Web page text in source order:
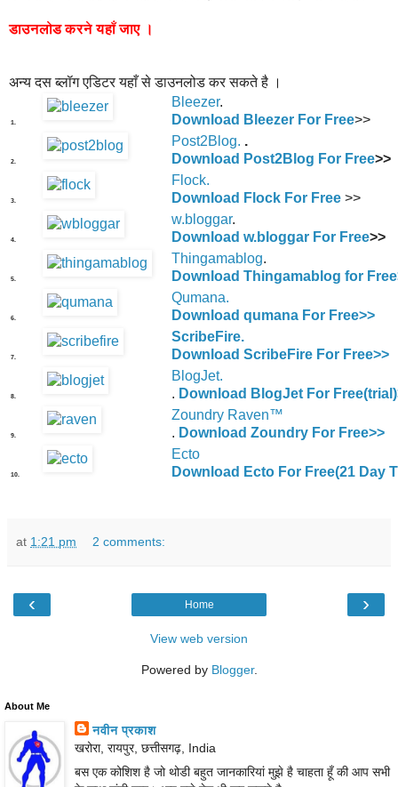
डाउनलोड करने यहाँ जाए ।
अन्य दस ब्लॉग एडिटर यहाँ से डाउनलोड कर सकते है ।
1.
Bleezer.
Download Bleezer For Free>>
2.
Post2Blog. .
Download Post2Blog For Free>>
3.
Flock.
Download Flock For Free >>
4.
w.bloggar.
Download w.bloggar For Free>>
5.
Thingamablog.
Download Thingamablog for
6.
Qumana.
Download qumana For Free>>
7.
ScribeFire.
Download ScribeFire For Free>>
8.
BlogJet.
. Download BlogJet For
9.
Zoundry Raven™
. Download Zoundry For Free>>
10.
Ecto
Download Ecto For Free(21 Day
at 1:21 pm 2 comments:
‹ ›
Home
View web version
Powered by Blogger.
About Me
नवीन प्रकाश
खरोरा, रायपुर, छत्तीसगढ़, India
बस एक कोशिश है जो थोडी बहुत जानकारियां मुझे है चाहता हूँ की आप सभी